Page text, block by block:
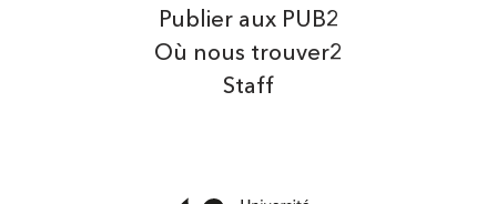
Publier aux PUB2
Où nous trouver2
Staff